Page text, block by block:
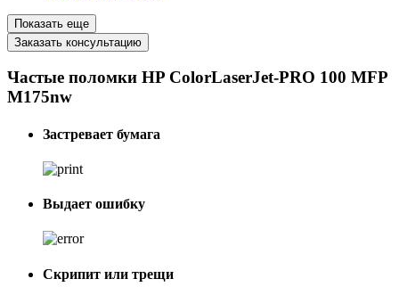
Показать еще
Заказать консультацию
Частые поломки HP ColorLaserJet-PRO 100 MFP
M175nw
Застревает бумага
Выдает ошибку
Скрипит или трещи